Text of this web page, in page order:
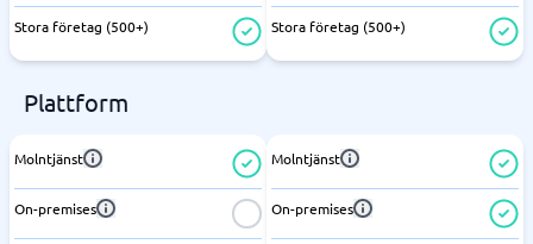
Stora företag (500+) Stora företag (500+)
Plattform
Molntjänst
On-premises
Molntjänst
On-premises